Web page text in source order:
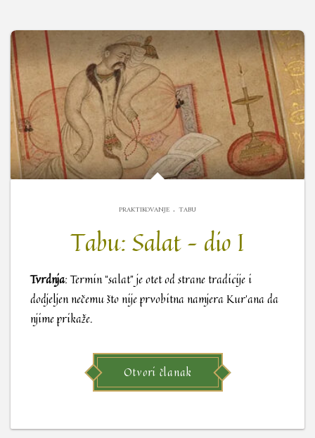
PRAKTIKOVANJE . TABU
Tabu: Salat – dio I
Tvrdnja: Termin “salat” je otet od strane tradicije i
dodjeljen nečemu što nije prvobitna namjera Kur’ana da
njime prikaže.
Otvori članak